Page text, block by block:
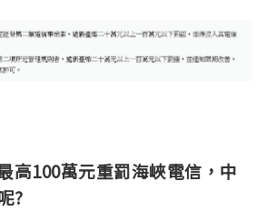
高100萬元重罰海峽電信，中
?